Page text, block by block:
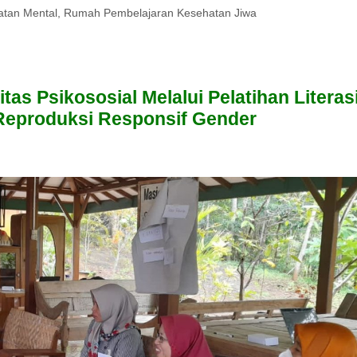
Mental , Rumah Pembelajaran Kesehatan Jiwa
Psikososial Melalui Pelatihan
Responsif Gender